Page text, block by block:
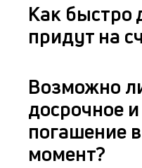
Как быстро
придут на
Возможно
досрочное
погашение
момент?